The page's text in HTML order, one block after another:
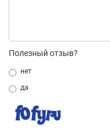
Полезный отзыв?
нет
да